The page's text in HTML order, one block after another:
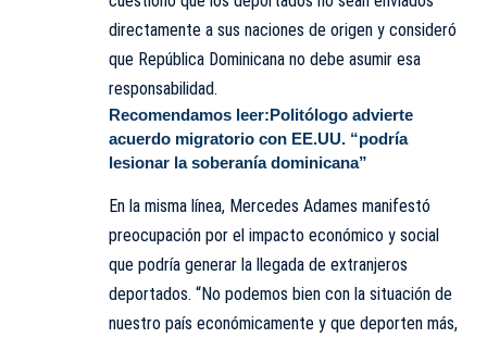
directamente a sus naciones de origen y consideró
que República Dominicana no debe asumir esa
responsabilidad.
Recomendamos leer:Politólogo advierte
acuerdo migratorio con EE.UU. “podría
lesionar la soberanía dominicana”
En la misma línea, Mercedes Adames manifestó
preocupación por el impacto económico y social
que podría generar la llegada de extranjeros
deportados. “No podemos bien con la situación de
nuestro país económicamente y que deporten más,